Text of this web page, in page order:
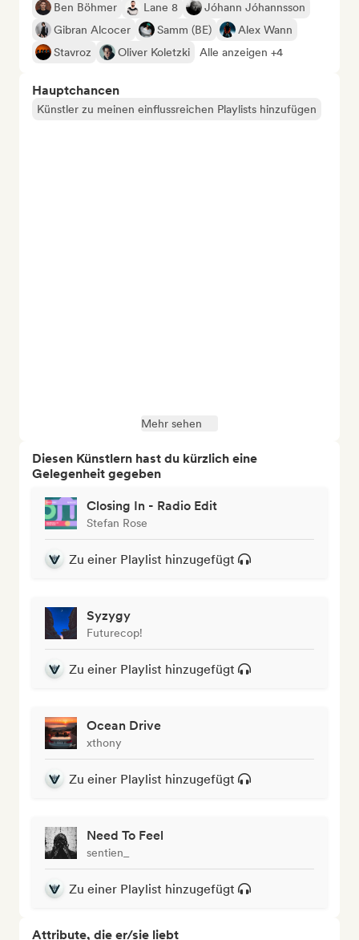
Ben Böhmer Lane 8
Jóhann Jóhannsson
Gibran Alcocer
Samm (BE)
Alex Wann
Stavroz
Oliver Koletzki Alle anzeigen +4
Hauptchancen
Künstler zu meinen einflussreichen Playlists hinzufügen
Mehr sehen
Diesen Künstlern hast du kürzlich eine
Gelegenheit gegeben
Closing In - Radio Edit
Stefan Rose
Zu einer Playlist hinzugefügt
Syzygy
Futurecop!
Zu einer Playlist hinzugefügt
Ocean Drive
xthony
Zu einer Playlist hinzugefügt
Need To Feel
sentien_
Zu einer Playlist hinzugefügt
Attribute, die er/sie liebt